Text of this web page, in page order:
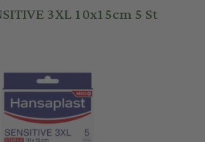
3XL 10x15cm 5 St